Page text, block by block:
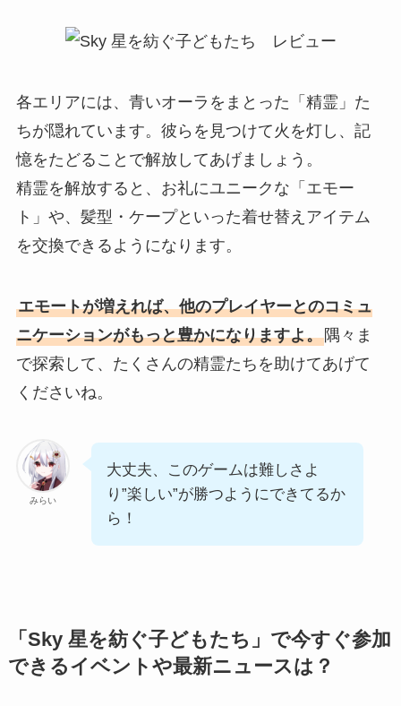
各エリアには、青いオーラをまとった「精霊」た
ちが隠れています。彼らを見つけて火を灯し、記
憶をたどることで解放してあげましょう。
精霊を解放すると、お礼にユニークな「エモー
ト」や、髪型・ケープといった着せ替えアイテム
を交換できるようになります。
エモートが増えれば、他のプレイヤーとのコミュ
ニケーションがもっと豊かになりますよ。隅々ま
で探索して、たくさんの精霊たちを助けてあげて
くださいね。
みらい
大丈夫、このゲームは難しさよ
り”楽しい”が勝つようにできてるか
ら！
「Sky 星を紡ぐ子どもたち」で今すぐ参加
できるイベントや最新ニュースは？